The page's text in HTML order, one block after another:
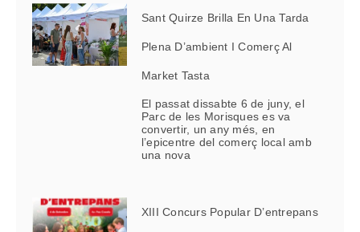
Sant Quirze Brilla En Una Tarda
Plena D’ambient I Comerç Al
Market Tasta
El passat dissabte 6 de juny, el
Parc de les Morisques es va
convertir, un any més, en
l’epicentre del comerç local amb
una nova
XIII Concurs Popular D’entrepans